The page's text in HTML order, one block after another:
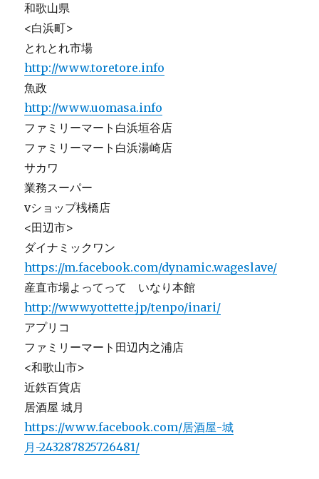
和歌山県
<白浜町>
とれとれ市場
http://www.toretore.info
魚政
http://www.uomasa.info
ファミリーマート白浜垣谷店
ファミリーマート白浜湯崎店
サカワ
業務スーパー
vショップ桟橋店
<田辺市>
ダイナミックワン
https://m.facebook.com/dynamic.wageslave/
産直市場よってって いなり本館
http://www.yottette.jp/tenpo/inari/
アプリコ
ファミリーマート田辺内之浦店
<和歌山市>
近鉄百貨店
居酒屋 城月
https://www.facebook.com/居酒屋-城
月-243287825726481/